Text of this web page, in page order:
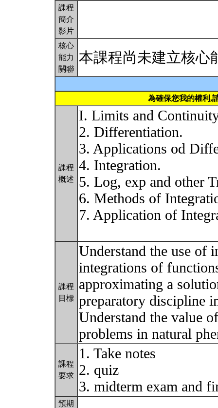
課程
簡介
影片
核心
能力
關聯
本課程尚未建立核心
為確保您我的權利,
課程
概述
I. Limits and
2. Differentiation.
3. Applications od
4. Integration.
5. Log, exp and other
6. Methods of
7. Application of
課程
目標
Understand the use of
integrations of
approximating a
preparatory discipline
Understand the value
problems in natural
課程
要求
1. Take notes
2. quiz
3. midterm exam and
預期